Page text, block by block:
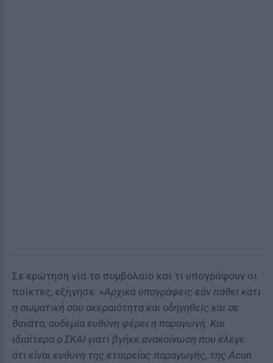
Σε ερώτηση για το συμβόλαιο και τι υπογράφουν οι
παίκτες, εξήγησε: «Αρχικά υπογράφεις εάν πάθει κάτι
η σωματική σου ακεραιότητα και οδηγηθείς και σε
θανάτο, ουδεμία ευθύνη φέρει η παραγωγή. Και
ιδιαίτερα ο ΣΚΑΙ γιατί βγήκε ανακοίνωση που έλεγε
ότι είναι ευθύνη της εταιρείας παραγωγής, της Acun